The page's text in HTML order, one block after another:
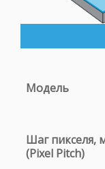
Модель
Шаг пикселя,
(Pixel Pitch)